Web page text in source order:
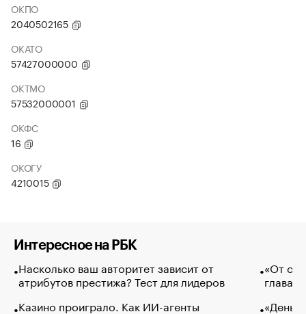
ОКПО
2040502165
ОКАТО
57427000000
ОКТМО
57532000001
ОКФС
16
ОКОГУ
4210015
Интересное на РБК
Насколько ваш авторитет зависит от
атрибутов престижа? Тест для лидеров
Казино проиграло. Как ИИ-агенты
«От
глава